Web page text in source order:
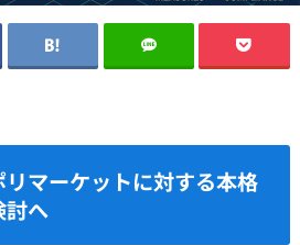
マーケットに対する本格
討へ